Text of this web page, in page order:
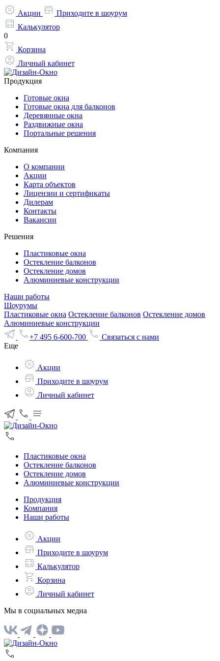
Акции
Приходите в шоурум
Калькулятор
0
Корзина
Личный кабинет
Продукция
Готовые окна
Готовые окна для балконов
Деревянные окна
Раздвижные окна
Портальные решения
Компания
О компании
Акции
Карта объектов
Лицензии и сертификаты
Дилерам
Контакты
Вакансии
Решения
Пластиковые окна
Остекление балконов
Остекление домов
Алюминиевые конструкции
Наши работы
Шоурумы
Пластиковые окна Остекление балконов Остекление домов
Алюминиевые конструкции
+7 495 6-600-700
Связаться с нами
Еще
Акции
Приходите в шоурум
Личный кабинет
Пластиковые окна
Остекление балконов
Остекление домов
Алюминиевые конструкции
Продукция
Компания
Наши работы
Акции
Приходите в шоурум
Калькулятор
Корзина
Личный кабинет
Мы в социальных медиа